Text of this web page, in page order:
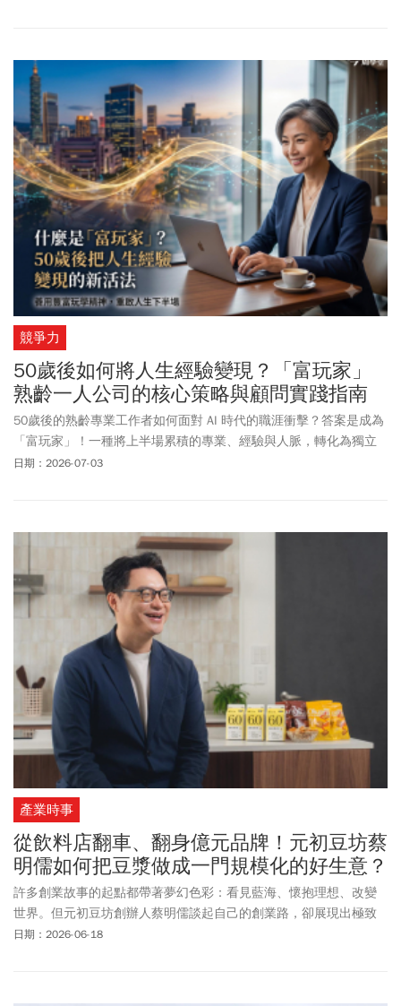
競爭力
50歲後如何將人生經驗變現？「富玩家」
熟齡一人公司的核心策略與顧問實踐指南
50歲後的熟齡專業工作者如何面對 AI 時代的職涯衝擊？答案是成為
「富玩家」！一種將上半場累積的專業、經驗與人脈，轉化為獨立
顧問服務的「熟齡一人公司」生活型態。透過精準的專業變現，熟
日期：2026-07-03
產業時事
從飲料店翻車、翻身億元品牌！元初豆坊蔡
明儒如何把豆漿做成一門規模化的好生意？
許多創業故事的起點都帶著夢幻色彩：看見藍海、懷抱理想、改變
世界。但元初豆坊創辦人蔡明儒談起自己的創業路，卻展現出極致
的務實與市場敏銳度。「那時候我原本做餐廳，有兩、三家店。但
日期：2026-06-18